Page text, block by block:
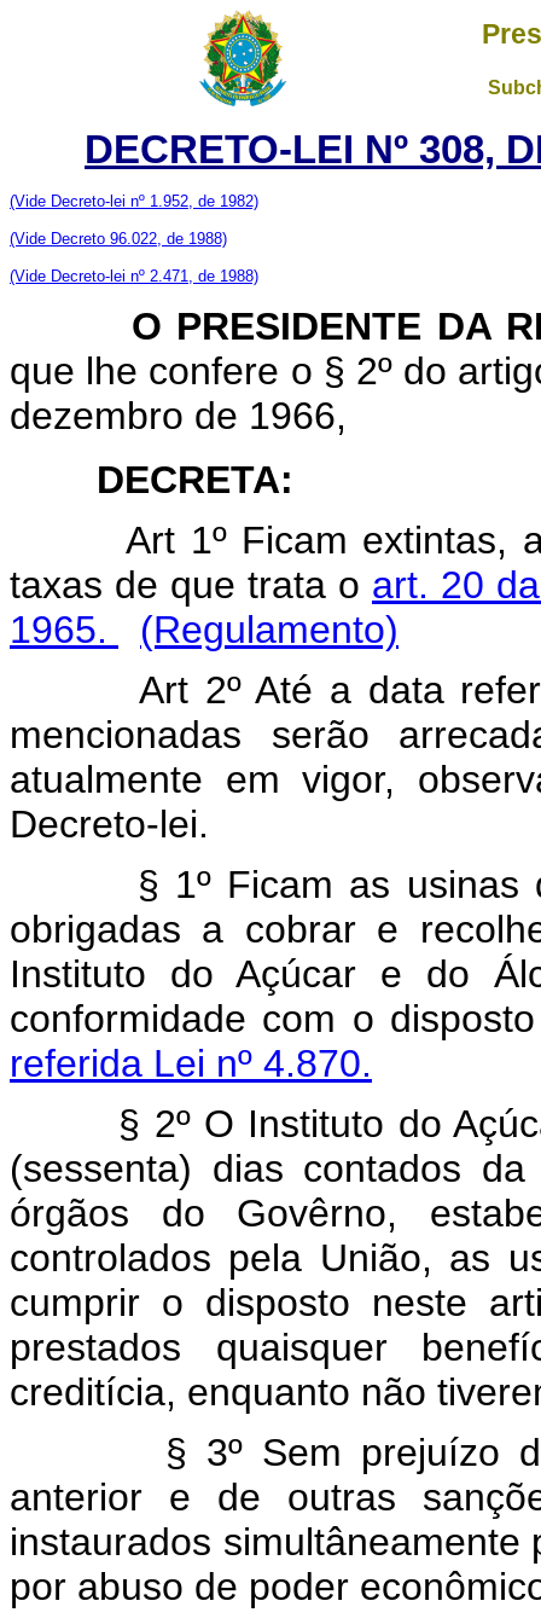
DECRETO-LEI Nº 308,
(Vide Decreto-lei nº 1.952, de 1982)
(Vide Decreto 96.022, de 1988)
(Vide Decreto-lei nº 2.471, de 1988)
O PRESIDENTE DA
que lhe confere o § 2º do
dezembro de 1966,
DECRETA:
Art 1º Ficam extintas,
taxas de que trata o art. 20
1965.
(Regulamento)
Art 2º Até a data
mencionadas serão
atualmente em vigor,
Decreto-lei.
§ 1º Ficam as
obrigadas a cobrar e
Instituto do Açúcar e do
conformidade com o
referida Lei nº 4.870.
§ 2º O Instituto do
(sessenta) dias contados
órgãos do Govêrno,
controlados pela União, as
cumprir o disposto neste
prestados quaisquer
creditícia, enquanto não
§ 3º Sem prejuízo das
anterior e de outras
instaurados
por abuso de poder